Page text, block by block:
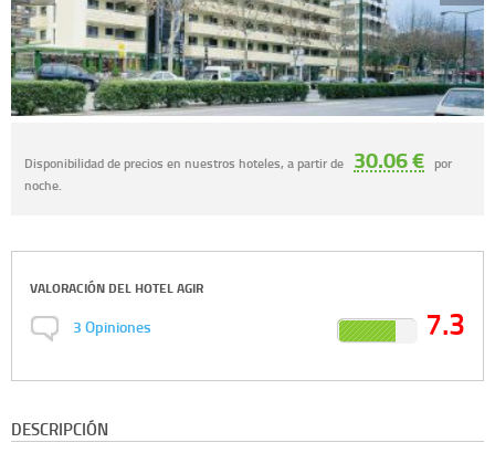
Disponibilidad de precios en nuestros hoteles, a partir de 30.06 € por
noche.
VALORACIÓN DEL HOTEL AGIR
3Opiniones 7.3
DESCRIPCIÓN